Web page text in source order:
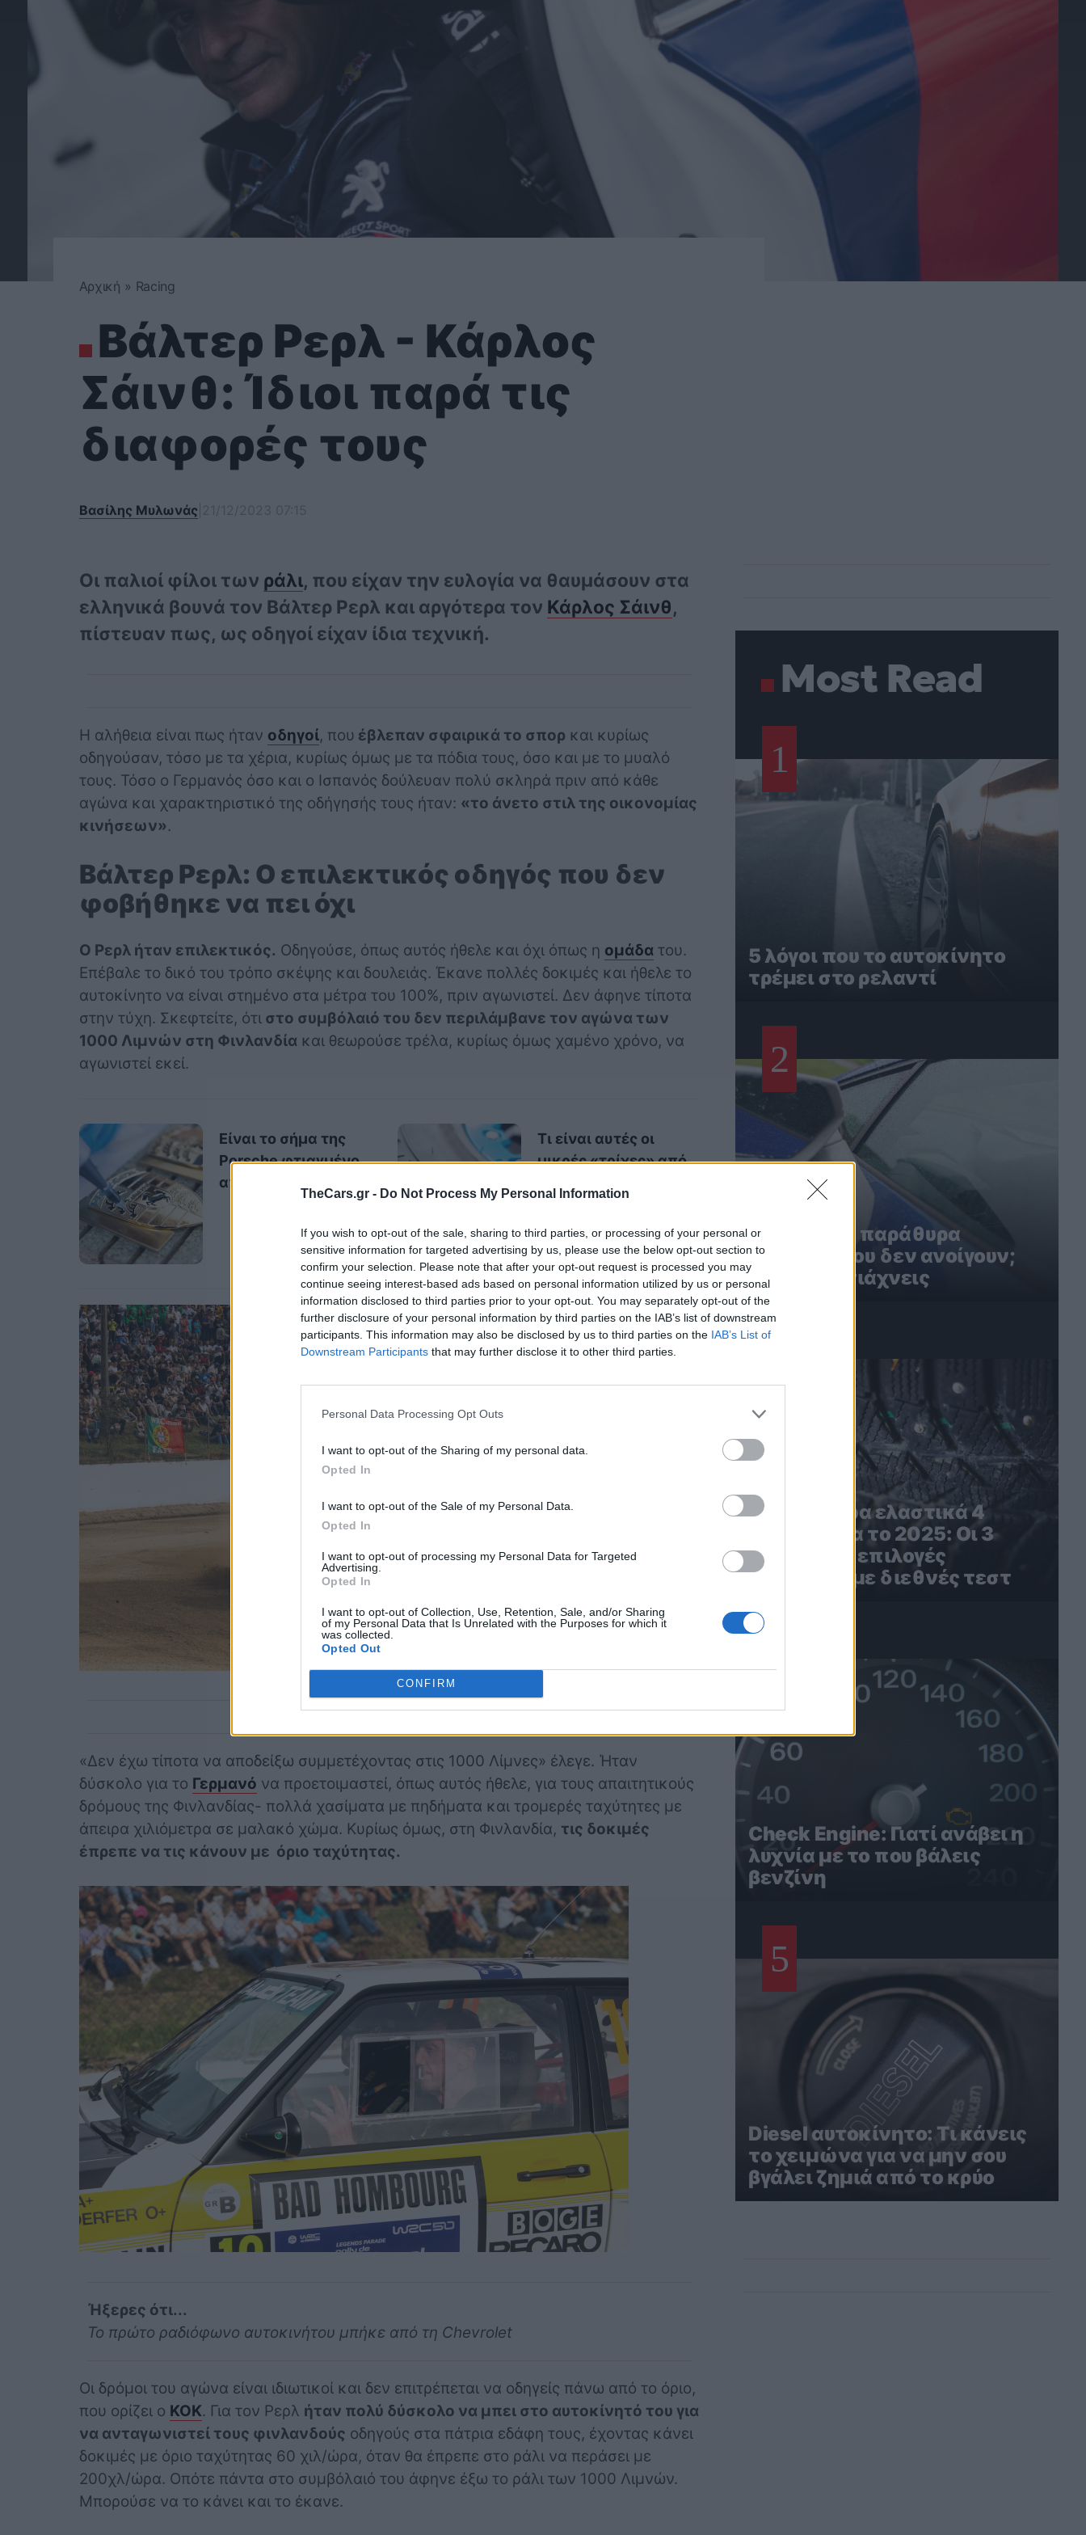
TheCars.gr - Do Not Process My Personal Information
If you wish to opt-out of the sale, sharing to third parties, or processing of your personal or
sensitive information for targeted advertising by us, please use the below opt-out section to
confirm your selection. Please note that after your opt-out request is processed you may
continue seeing interest-based ads based on personal information utilized by us or personal
information disclosed to third parties prior to your opt-out. You may separately opt-out of the
further disclosure of your personal information by third parties on the IAB’s list of downstream
participants. This information may also be disclosed by us to third parties on the IAB’s List of
Downstream Participants that may further disclose it to other third parties.
Personal Data Processing Opt Outs
I want to opt-out of the Sharing of my personal data.
Opted In
I want to opt-out of the Sale of my Personal Data.
Opted In
I want to opt-out of processing my Personal Data for Targeted
Advertising.
Opted In
I want to opt-out of Collection, Use, Retention, Sale, and/or Sharing
of my Personal Data that Is Unrelated with the Purposes for which it
was collected.
Opted Out
CONFIRM
Αρχική » Racing
Βάλτερ Ρερλ - Κάρλος
Σάινθ: Ίδιοι παρά τις
διαφορές τους
Βασίλης Μυλωνάς
Οι παλιοί φίλοι των ράλι, που είχαν την ευλογία να θαυμάσουν στα
ελληνικά βουνά τον Βάλτερ Ρερλ και αργότερα τον Κάρλος Σάινθ,
πίστευαν πως, ως οδηγοί είχαν ίδια τεχνική.
H αλήθεια είναι πως ήταν οδηγοί, που έβλεπαν σφαιρικά το σπορ και κυρίως
οδηγούσαν, τόσο με τα χέρια, κυρίως όμως με τα πόδια τους, όσο και με το μυαλό
τους. Τόσο ο Γερμανός όσο και ο Ισπανός δούλευαν πολύ σκληρά πριν από κάθε
αγώνα και χαρακτηριστικό της οδήγησής τους ήταν: «το άνετο στιλ της οικονομίας
κινήσεων».
Βάλτερ Ρερλ: Ο επιλεκτικός οδηγός που δεν
φοβήθηκε να πει όχι
Ο Ρερλ ήταν επιλεκτικός. Οδηγούσε, όπως αυτός ήθελε και όχι όπως η ομάδατου.
Επέβαλε το δικό του τρόπο σκέψης και δουλειάς. Έκανε πολλές δοκιμές και ήθελε το
αυτοκίνητο να είναι στημένο στα μέτρα του 100%, πριν αγωνιστεί. Δεν άφηνε τίποτα
στην τύχη. Σκεφτείτε, ότιστο συμβόλαιό του δεν περιλάμβανε τον αγώνα των
1000 Λιμνών στη Φινλανδία και θεωρούσε τρέλα, κυρίως όμως χαμένο χρόνο, να
αγωνιστεί εκεί.
Είναι το σήμα της
Porsche φτιαγμένο
από χρυσό;
Τι είναι αυτές οι
μικρές «τρίχες» από
ελαστικά των
αυτοκινήτων;
«Δεν έχω τίποτα να αποδείξω συμμετέχοντας στις 1000 Λίμνες» έλεγε. Ήταν
δύσκολο για το Γερμανό να προετοιμαστεί, όπως αυτός ήθελε, για τους απαιτητικούς
δρόμους της Φινλανδίας- πολλά χασίματα με πηδήματα και τρομερές ταχύτητες με
άπειρα χιλιόμετρα σε μαλακό χώμα. Κυρίως όμως, στη Φινλανδία, τις δοκιμές
έπρεπε να τις κάνουν με όριο ταχύτητας.
Ήξερες ότι...
Το πρώτο ραδιόφωνο αυτοκινήτου μπήκε από τη Chevrolet
Οι δρόμοι του αγώνα είναι ιδιωτικοί και δεν επιτρέπεται να οδηγείς πάνω από το όριο,
που ορίζει ο ΚΟΚ. Για τον Ρερλ ήταν πολύ δύσκολο να μπει στο αυτοκίνητό του για
να ανταγωνιστεί τους φινλανδούς οδηγούς στα πάτρια εδάφη τους, έχοντας κάνει
δοκιμές με όριο ταχύτητας 60 χιλ/ώρα, όταν θα έπρεπε στο ράλι να περάσει με
200χλ/ώρα. Οπότε πάντα στο συμβόλαιό του άφηνε έξω το ράλι των 1000 Λιμνών.
Μπορούσε να το κάνει και το έκανε.
Most Read
1
5 λόγοι που το αυτοκίνητο
τρέμει στο ρελαντί
2
Ηλεκτρικά παράθυρα
αυτοκινήτου δεν ανοίγουν;
Έτσι τα φτιάχνεις
Τα καλύτερα ελαστικά 4
εποχών για το 2025: Οι 3
καλύτερες επιλογές
σύμφωνα με διεθνές τεστ
4
Check Engine: Γιατί ανάβει η
λυχνία με το που βάλεις
βενζίνη
5
Diesel αυτοκίνητο: Τι κάνεις
το χειμώνα για να μην σου
βγάλει ζημιά από το κρύο